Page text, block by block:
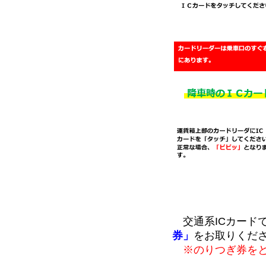
交通系ICカード
券」 をお取りくだ
※のりつぎ券を